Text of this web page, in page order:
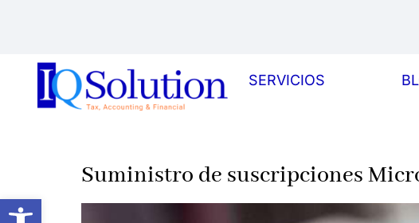
Abrir barra de herramientas
SERVICIOS
Suministro de suscripciones